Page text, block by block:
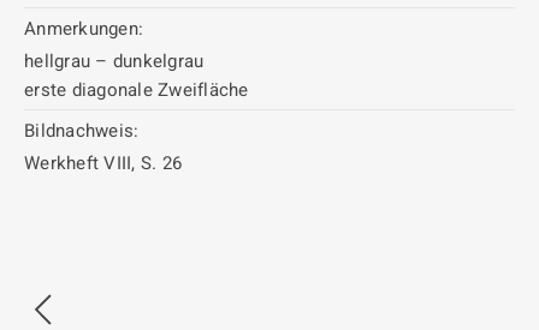
Anmerkungen:
hellgrau – dunkelgrau
erste diagonale Zweifläche
Bildnachweis:
Werkheft VIII, S. 26